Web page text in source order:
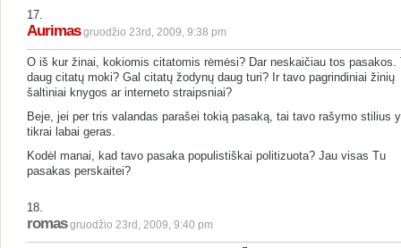
17.
Aurimas gruodžio 23rd, 2009, 9:38 pm
O iš kur žinai, kokiomis citatomis rėmėsi? Dar neskaičiau tos pasakos.
daug citatų moki? Gal citatų žodynų daug turi? Ir tavo pagrindiniai žinių
šaltiniai knygos ar interneto straipsniai?
Beje, jei per tris valandas parašei tokią pasaką, tai tavo rašymo stilius
tikrai labai geras.
Kodėl manai, kad tavo pasaka populistiškai politizuota? Jau visas Tu
pasakas perskaitei?
18.
romas gruodžio 23rd, 2009, 9:40 pm